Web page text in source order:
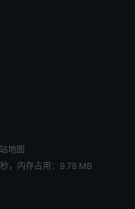
地图
，内存占用：9.78 MB